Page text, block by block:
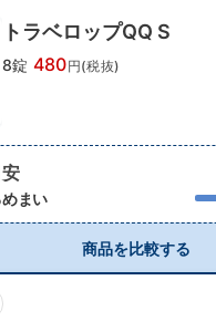
トラベロップQQ S
8錠 480円(税抜)
まい
商品を比較する